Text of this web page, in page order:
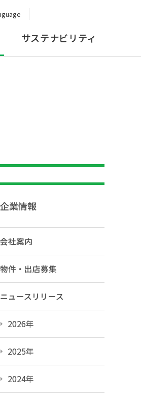
サステナビリティ
企業情報
会社案内
物件・出店募集
ニュースリリース
2026年
2025年
2024年